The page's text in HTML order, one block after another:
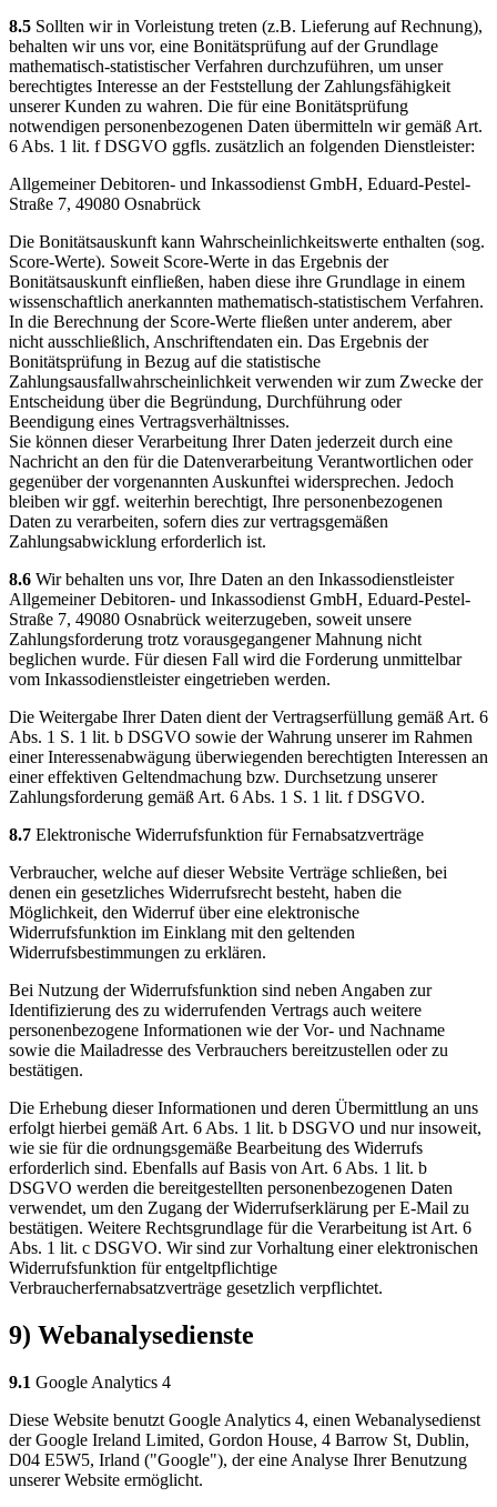
8.5 Sollten wir in Vorleistung treten (z.B. Lieferung auf Rechnung),
behalten wir uns vor, eine Bonitätsprüfung auf der Grundlage
mathematisch-statistischer Verfahren durchzuführen, um unser
berechtigtes Interesse an der Feststellung der Zahlungsfähigkeit
unserer Kunden zu wahren. Die für eine Bonitätsprüfung
notwendigen personenbezogenen Daten übermitteln wir gemäß Art.
6 Abs. 1 lit. f DSGVO ggfls. zusätzlich an folgenden Dienstleister:
Allgemeiner Debitoren- und Inkassodienst GmbH, Eduard-Pestel-
Straße 7, 49080 Osnabrück
Die Bonitätsauskunft kann Wahrscheinlichkeitswerte enthalten (sog.
Score-Werte). Soweit Score-Werte in das Ergebnis der
Bonitätsauskunft einfließen, haben diese ihre Grundlage in einem
wissenschaftlich anerkannten mathematisch-statistischem Verfahren.
In die Berechnung der Score-Werte fließen unter anderem, aber
nicht ausschließlich, Anschriftendaten ein. Das Ergebnis der
Bonitätsprüfung in Bezug auf die statistische
Zahlungsausfallwahrscheinlichkeit verwenden wir zum Zwecke der
Entscheidung über die Begründung, Durchführung oder
Beendigung eines Vertragsverhältnisses.
Sie können dieser Verarbeitung Ihrer Daten jederzeit durch eine
Nachricht an den für die Datenverarbeitung Verantwortlichen oder
gegenüber der vorgenannten Auskunftei widersprechen. Jedoch
bleiben wir ggf. weiterhin berechtigt, Ihre personenbezogenen
Daten zu verarbeiten, sofern dies zur vertragsgemäßen
Zahlungsabwicklung erforderlich ist.
8.6 Wir behalten uns vor, Ihre Daten an den Inkassodienstleister
Allgemeiner Debitoren- und Inkassodienst GmbH, Eduard-Pestel-
Straße 7, 49080 Osnabrück weiterzugeben, soweit unsere
Zahlungsforderung trotz vorausgegangener Mahnung nicht
beglichen wurde. Für diesen Fall wird die Forderung unmittelbar
vom Inkassodienstleister eingetrieben werden.
Die Weitergabe Ihrer Daten dient der Vertragserfüllung gemäß Art. 6
Abs. 1 S. 1 lit. b DSGVO sowie der Wahrung unserer im Rahmen
einer Interessenabwägung überwiegenden berechtigten Interessen an
einer effektiven Geltendmachung bzw. Durchsetzung unserer
Zahlungsforderung gemäß Art. 6 Abs. 1 S. 1 lit. f DSGVO.
8.7 Elektronische Widerrufsfunktion für Fernabsatzverträge
Verbraucher, welche auf dieser Website Verträge schließen, bei
denen ein gesetzliches Widerrufsrecht besteht, haben die
Möglichkeit, den Widerruf über eine elektronische
Widerrufsfunktion im Einklang mit den geltenden
Widerrufsbestimmungen zu erklären.
Bei Nutzung der Widerrufsfunktion sind neben Angaben zur
Identifizierung des zu widerrufenden Vertrags auch weitere
personenbezogene Informationen wie der Vor- und Nachname
sowie die Mailadresse des Verbrauchers bereitzustellen oder zu
bestätigen.
Die Erhebung dieser Informationen und deren Übermittlung an uns
erfolgt hierbei gemäß Art. 6 Abs. 1 lit. b DSGVO und nur insoweit,
wie sie für die ordnungsgemäße Bearbeitung des Widerrufs
erforderlich sind. Ebenfalls auf Basis von Art. 6 Abs. 1 lit. b
DSGVO werden die bereitgestellten personenbezogenen Daten
verwendet, um den Zugang der Widerrufserklärung per E-Mail zu
bestätigen. Weitere Rechtsgrundlage für die Verarbeitung ist Art. 6
Abs. 1 lit. c DSGVO. Wir sind zur Vorhaltung einer elektronischen
Widerrufsfunktion für entgeltpflichtige
Verbraucherfernabsatzverträge gesetzlich verpflichtet.
9) Webanalysedienste
9.1 Google Analytics 4
Diese Website benutzt Google Analytics 4, einen Webanalysedienst
der Google Ireland Limited, Gordon House, 4 Barrow St, Dublin,
D04 E5W5, Irland ("Google"), der eine Analyse Ihrer Benutzung
unserer Website ermöglicht.